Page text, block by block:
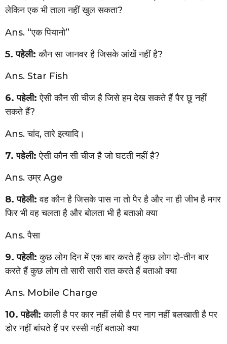
लेकिन एक भी ताला नहीं खुल सकता?
Ans. “एक पियानो”
5. पहेली: कौन सा जानवर है जिसके आंखें नहीं है?
Ans. Star Fish
6. पहेली: ऐसी कौन सी चीज है जिसे हम देख सकते हैं पैर छू नहीं
सकते हैं?
Ans. चांद, तारे इत्यादि।
7. पहेली: ऐसी कौन सी चीज है जो घटती नहीं है?
Ans. उम्र Age
8. पहेली: वह कौन है जिसके पास ना तो पैर है और ना ही जीभ है मगर
फिर भी वह चलता है और बोलता भी है बताओ क्या
Ans. पैसा
9. पहेली: कुछ लोग दिन में एक बार करते हैं कुछ लोग दो-तीन बार
करते हैं कुछ लोग तो सारी सारी रात करते हैं बताओ क्या
Ans. Mobile Charge
10. पहेली: काली है पर कार नहीं लंबी है पर नाग नहीं बलखाती है पर
डोर नहीं बांधते हैं पर रस्सी नहीं बताओ क्या